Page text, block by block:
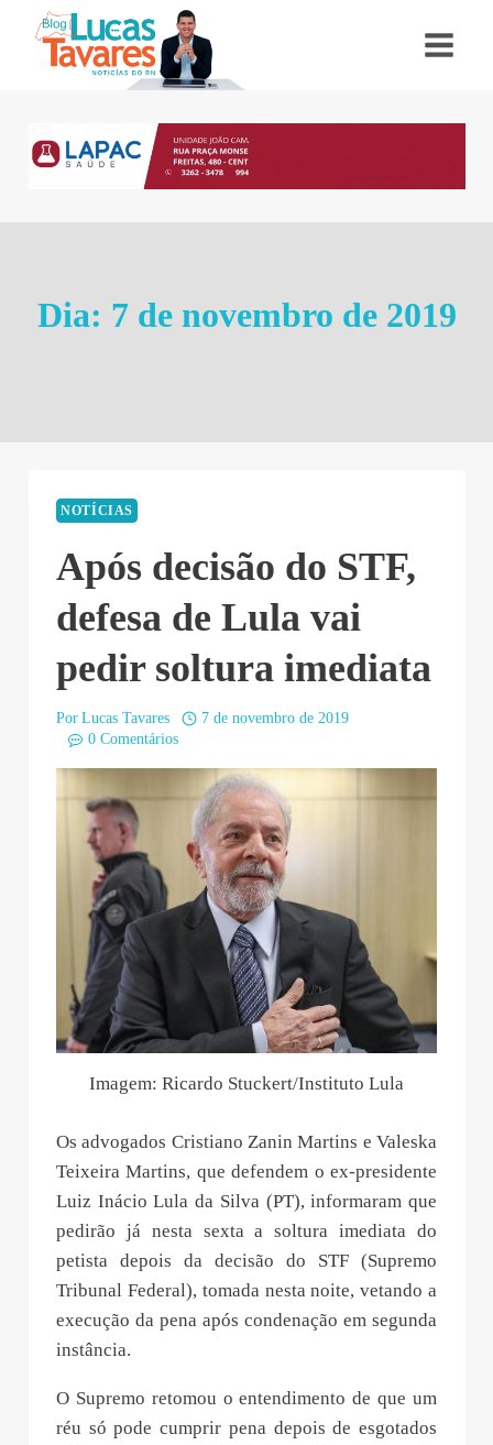
Dia: 7 de novembro de 2019
NOTÍCIAS
Após decisão do STF,
defesa de Lula vai
pedir soltura imediata
Por Lucas Tavares
7 de novembro de 2019
0 Comentários
Imagem: Ricardo Stuckert/Instituto Lula
Os advogados Cristiano Zanin Martins e Valeska
Teixeira Martins, que defendem o ex-presidente
Luiz Inácio Lula da Silva (PT), informaram que
pedirão já nesta sexta a soltura imediata do
petista depois da decisão do STF (Supremo
Tribunal Federal), tomada nesta noite, vetando a
execução da pena após condenação em segunda
instância.
O Supremo retomou o entendimento de que um
réu só pode cumprir pena depois de esgotados